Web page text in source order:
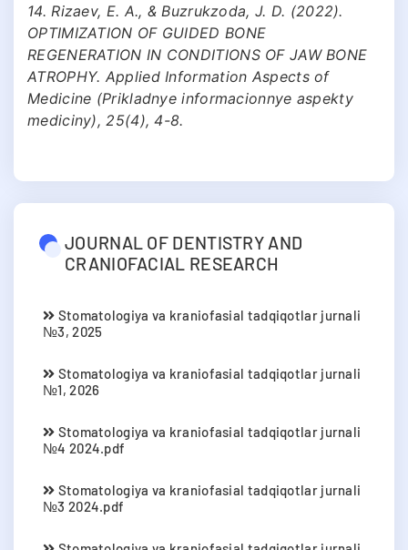
14. Rizaev, E. A., & Buzrukzoda, J. D. (2022).
OPTIMIZATION OF GUIDED BONE
REGENERATION IN CONDITIONS OF JAW BONE
ATROPHY. Applied Information Aspects of
Medicine (Prikladnye informacionnye aspekty
mediciny), 25(4), 4-8.
JOURNAL OF DENTISTRY AND
CRANIOFACIAL RESEARCH
Stomatologiya va kraniofasial tadqiqotlar jurnali
№3, 2025
Stomatologiya va kraniofasial tadqiqotlar jurnali
№1, 2026
Stomatologiya va kraniofasial tadqiqotlar jurnali
№4 2024.pdf
Stomatologiya va kraniofasial tadqiqotlar jurnali
№3 2024.pdf